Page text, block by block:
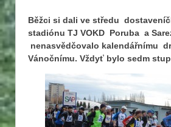
Běžci si dali ve středu
stadiónu TJ VOKD Poruba a
nenasvědčovalo kalendářnímu
Vánočnímu. Vždyť bylo sedm